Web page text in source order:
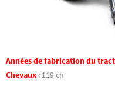
Années de fabrication du
Chevaux : 119 ch